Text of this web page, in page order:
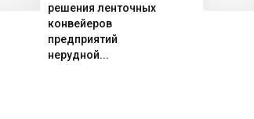
решения ленточных
конвейеров
предприятий
нерудной...